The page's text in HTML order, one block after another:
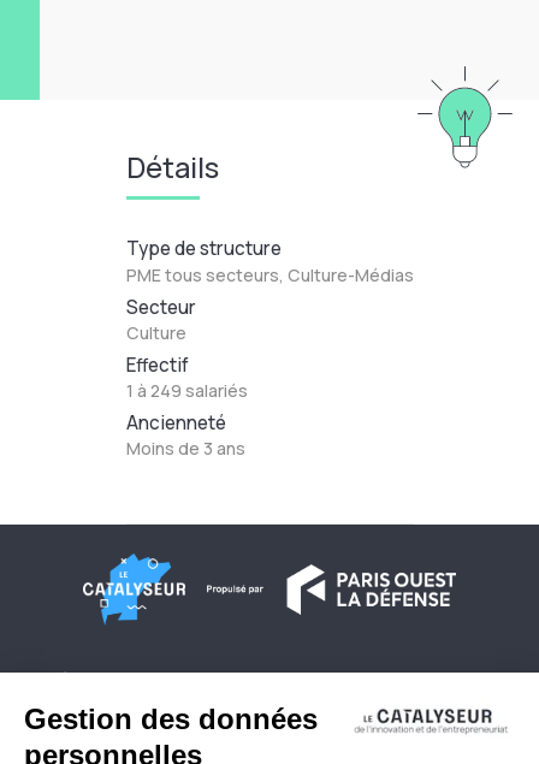
Détails
Type de structure
PME tous secteurs, Culture-Médias
Secteur
Culture
Effectif
1 à 249 salariés
Ancienneté
Moins de 3 ans
Conditions générales d'utilisation
Contactez-nous